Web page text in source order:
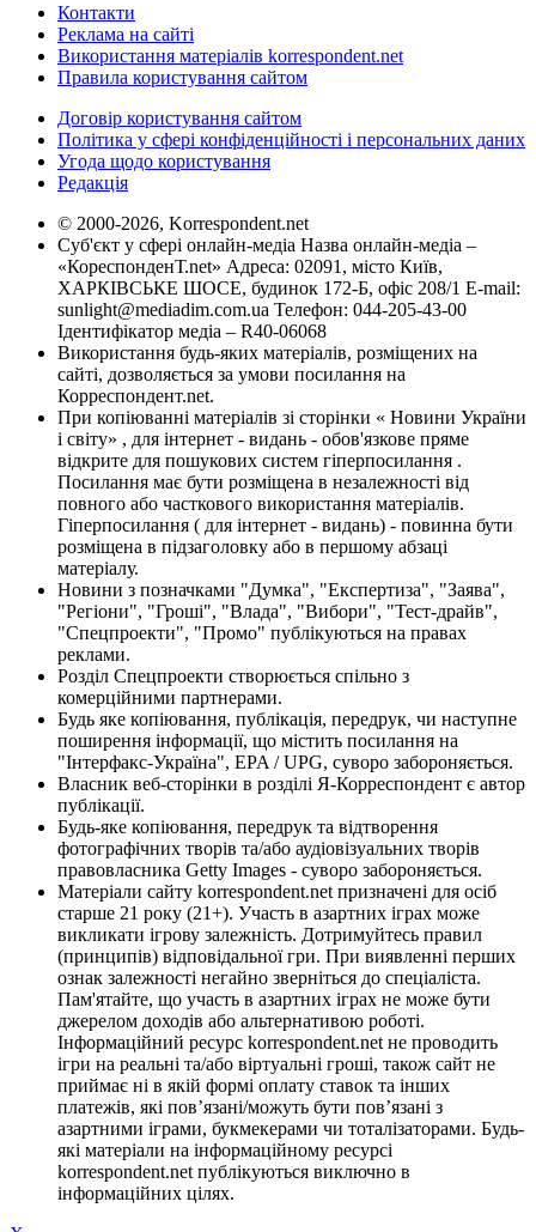
Контакти
Реклама на сайті
Використання матеріалів korrespondent.net
Правила користування сайтом
Договір користування сайтом
Політика у сфері конфіденційності і персональних даних
Угода щодо користування
Редакція
© 2000-2026, Korrespondent.net
Суб'єкт у сфері онлайн-медіа Назва онлайн-медіа –
«КореспонденТ.net» Адреса: 02091, місто Київ,
ХАРКІВСЬКЕ ШОСЕ, будинок 172-Б, офіс 208/1 E-mail:
sunlight@mediadim.com.ua Телефон: 044-205-43-00
Ідентифікатор медіа – R40-06068
Використання будь-яких матеріалів, розміщених на
сайті, дозволяється за умови посилання на
Корреспондент.net.
При копіюванні матеріалів зі сторінки « Новини України
і світу» , для інтернет - видань - обов'язкове пряме
відкрите для пошукових систем гіперпосилання .
Посилання має бути розміщена в незалежності від
повного або часткового використання матеріалів.
Гіперпосилання ( для інтернет - видань) - повинна бути
розміщена в підзаголовку або в першому абзаці
матеріалу.
Новини з позначками "Думка", "Експертиза", "Заява",
"Регіони", "Гроші", "Влада", "Вибори", "Тест-драйв",
"Спецпроекти", "Промо" публікуються на правах
реклами.
Розділ Спецпроекти створюється спільно з
комерційними партнерами.
Будь яке копіювання, публікація, передрук, чи наступне
поширення інформації, що містить посилання на
"Інтерфакс-Україна", EPA / UPG, суворо забороняється.
Власник веб-сторінки в розділі Я-Корреспондент є автор
публікації.
Будь-яке копіювання, передрук та відтворення
фотографічних творів та/або аудіовізуальних творів
правовласника Getty Images - суворо забороняється.
Матеріали сайту korrespondent.net призначені для осіб
старше 21 року (21+). Участь в азартних іграх може
викликати ігрову залежність. Дотримуйтесь правил
(принципів) відповідальної гри. При виявленні перших
ознак залежності негайно зверніться до спеціаліста.
Пам'ятайте, що участь в азартних іграх не може бути
джерелом доходів або альтернативою роботі.
Інформаційний ресурс korrespondent.net не проводить
ігри на реальні та/або віртуальні гроші, також сайт не
приймає ні в якій формі оплату ставок та інших
платежів, які пов’язані/можуть бути пов’язані з
азартними іграми, букмекерами чи тоталізаторами. Будь-
які матеріали на інформаційному ресурсі
korrespondent.net публікуються виключно в
інформаційних цілях.